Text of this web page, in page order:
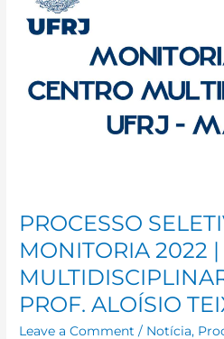
PROCESSO
MONITORIA 2022 |
PROF. ALOÍSIO
Leave a Comment / Notícia,
MONITORIA
CENTRO
MULTIDISCIPLINAR